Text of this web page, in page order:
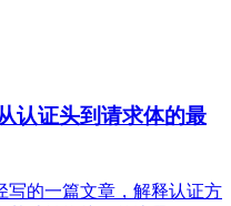
认证头到请求体的最
写的一篇文章，解释认证方